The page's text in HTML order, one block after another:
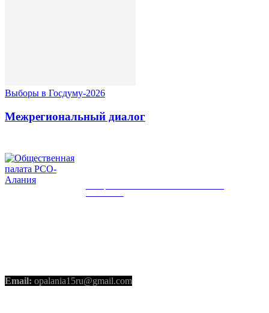
Выборы в Госдуму-2026
Межрегиональный диалог
Email: opalania15ru@gmail.com